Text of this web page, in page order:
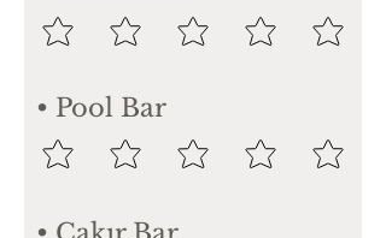
• Pool Bar